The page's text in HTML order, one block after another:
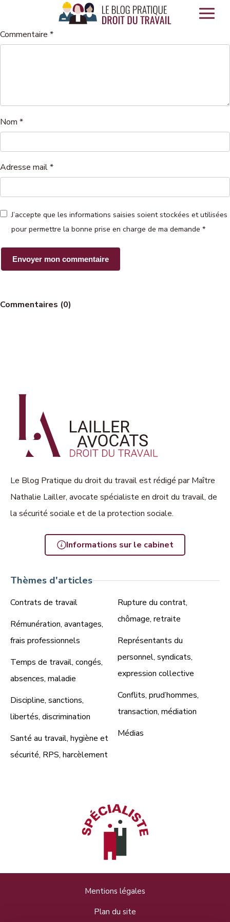
Panneau de gestion des cookies
Commentaire *
Nom *
Adresse mail*
J’accepte que les informations saisies soient stockées et utilisées
pour permettre la bonne prise en charge de ma demande *
Commentaires (0)
Le Blog Pratique du droit du travail est rédigé par Maître
Nathalie Lailler, avocate spécialiste en droit du travail, de
la sécurité sociale et de la protection sociale.
Informations sur le cabinet
Thèmes d'articles
Contrats de travail
Rémunération, avantages,
frais professionnels
Temps de travail, congés,
absences, maladie
Discipline, sanctions,
libertés, discrimination
Santé au travail, hygiène et
sécurité, RPS, harcèlement
Rupture du contrat,
chômage, retraite
Représentants du
personnel, syndicats,
expression collective
Conflits, prud’hommes,
transaction, médiation
Médias
Mentions légales
Plan du site